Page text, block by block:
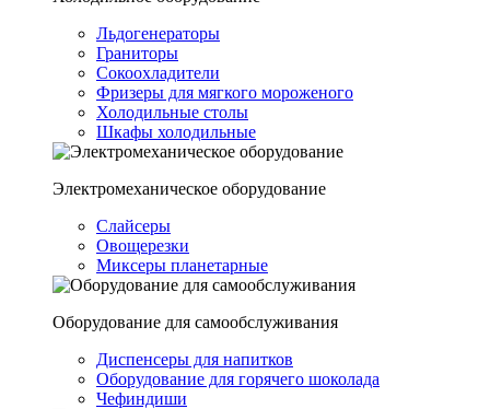
Льдогенераторы
Граниторы
Сокоохладители
Фризеры для мягкого мороженого
Холодильные столы
Шкафы холодильные
Электромеханическое оборудование
Слайсеры
Овощерезки
Миксеры планетарные
Оборудование для самообслуживания
Диспенсеры для напитков
Оборудование для горячего шоколада
Чефиндиши